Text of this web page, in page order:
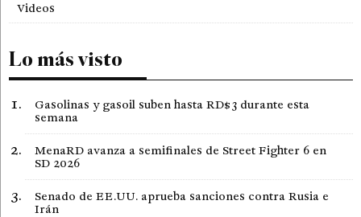
Videos
Lo más visto
Gasolinas y gasoil suben hasta RD$3 durante esta
semana
MenaRD avanza a semifinales de Street Fighter 6 en
SD 2026
Senado de EE.UU. aprueba sanciones contra Rusia e
Irán